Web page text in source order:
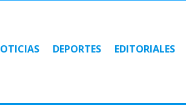
DEPORTES EDITORIALES
DEPORTES EDITORIALES